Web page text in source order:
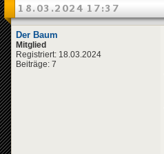
18.03.2024 17:37
Der Baum
Mitglied
Registriert: 18.03.2024
Beiträge: 7